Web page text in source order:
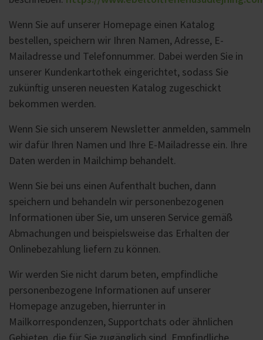
Wenn Sie auf unserer Homepage einen Katalog
bestellen, speichern wir Ihren Namen, Adresse, E-
Mailadresse und Telefonnummer. Dabei werden Sie in
unserer Kundenkartothek eingerichtet, sodass Sie
zukünftig unseren neuesten Katalog zugeschickt
bekommen werden.
Wenn Sie sich unserem Newsletter anmelden, sammeln
wir dafür Ihren Namen und Ihre E-Mailadresse ein. Ihre
Daten werden in Mailchimp behandelt.
Wenn Sie bei uns einen Aufenthalt buchen, dann
speichern und behandeln wir personenbezogenen
Informationen über Sie, um unseren Service gemäß
Abmachungen und beispielsweise das Erhalten der
Onlinebezahlung liefern zu können.
Wir werden Sie nicht darum beten, empfindliche
personenbezogene Informationen auf unserer
Homepage anzugeben, hierrunter in
Mailkorrespondenzen, Supportchats oder ähnlichen